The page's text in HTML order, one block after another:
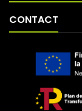
CONTACT